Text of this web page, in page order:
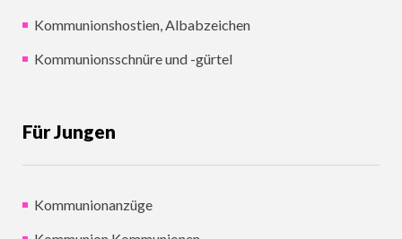
Kommunionshostien, Albabzeichen
Kommunionsschnüre und -gürtel
Für Jungen
Kommunionanzüge